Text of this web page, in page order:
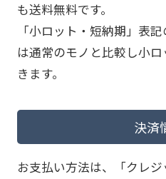
も送料無料です。
「小ロット・短納期」表
は通常のモノと比較し小
きます。
決済
お支払い方法は、「クレ